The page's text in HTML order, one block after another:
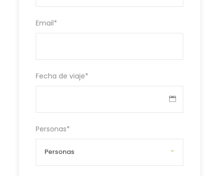
Email*
Fecha de viaje*
Personas*